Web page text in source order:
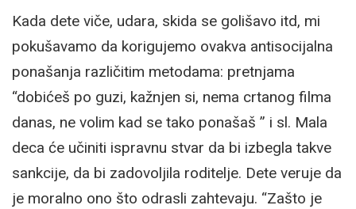
Kada dete viče, udara, skida se golišavo itd, mi
pokušavamo da korigujemo ovakva antisocijalna
ponašanja različitim metodama: pretnjama
“dobićeš po guzi, kažnjen si, nema crtanog filma
danas, ne volim kad se tako ponašaš ” i sl. Mala
deca će učiniti ispravnu stvar da bi izbegla takve
sankcije, da bi zadovoljila roditelje. Dete veruje da
je moralno ono što odrasli zahtevaju. “Zašto je